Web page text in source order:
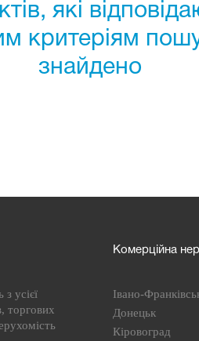
які
критеріям
знайдено
усієї
торгових
Комерційна
Івано-
Донецьк
Кіровоград